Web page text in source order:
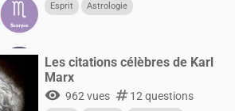
Esprit Astrologie
Les citations célèbres de Karl
Marx
visibility 962 vues numbers12 questions